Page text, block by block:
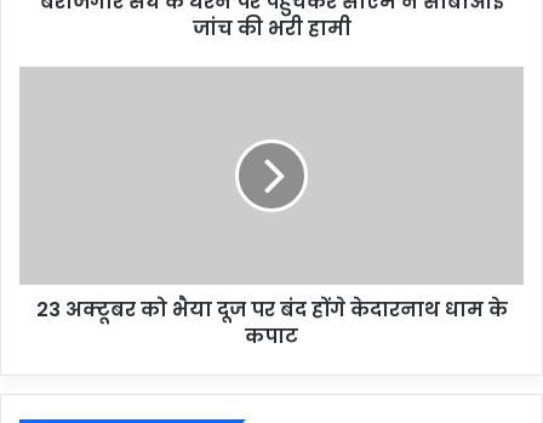
जांच की भरी हामी
23 अक्टूबर को भैया दूज पर बंद होंगे केदारनाथ धाम के
कपाट